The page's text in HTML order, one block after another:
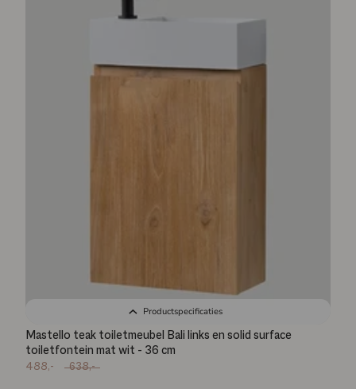
Productspecificaties
Mastello teak toiletmeubel Bali links en solid surface
toiletfontein mat wit - 36 cm
488,- 638,-